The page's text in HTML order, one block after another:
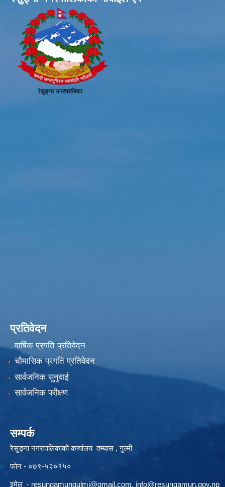
प्रतिवेदन
वार्षिक प्रगति प्रतिवेदन
चौमासिक प्रगति प्रतिवेदन
सार्वजनिक सुनुवाई
सार्वजनिक परीक्षण
सम्पर्क
रेसुङ्गा नगरपालिकाको कार्यालय तम्घास , गुल्मी
फोन - ०७९-५२०१५०
इमेल - resungamungulmi@gmail.com, info@resungamun.gov.np